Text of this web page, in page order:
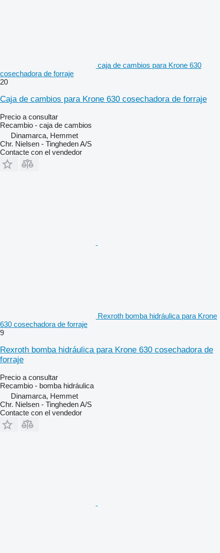
caja de cambios para Krone 630
cosechadora de forraje
20
Caja de cambios para Krone 630 cosechadora de forraje
Precio a consultar
Recambio - caja de cambios
Dinamarca, Hemmet
Chr. Nielsen - Tingheden A/S
Contacte con el vendedor
Rexroth bomba hidráulica para Krone
630 cosechadora de forraje
9
Rexroth bomba hidráulica para Krone 630 cosechadora de
forraje
Precio a consultar
Recambio - bomba hidráulica
Dinamarca, Hemmet
Chr. Nielsen - Tingheden A/S
Contacte con el vendedor